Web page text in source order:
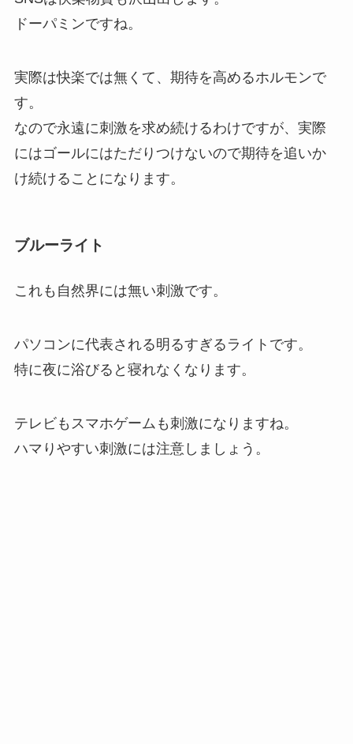
ドーパミンですね。
実際は快楽では無くて、期待を高めるホルモンで
す。
なので永遠に刺激を求め続けるわけですが、実際
にはゴールにはただりつけないので期待を追いか
け続けることになります。
ブルーライト
これも自然界には無い刺激です。
パソコンに代表される明るすぎるライトです。
特に夜に浴びると寝れなくなります。
テレビもスマホゲームも刺激になりますね。
ハマりやすい刺激には注意しましょう。